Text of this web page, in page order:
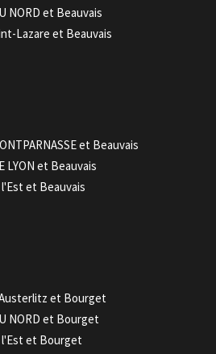
NORD et Beauvais
Lazare et Beauvais
et Beauvais
LYON et Beauvais
l'Est et Beauvais
et Bourget
NORD et Bourget
l'Est et Bourget